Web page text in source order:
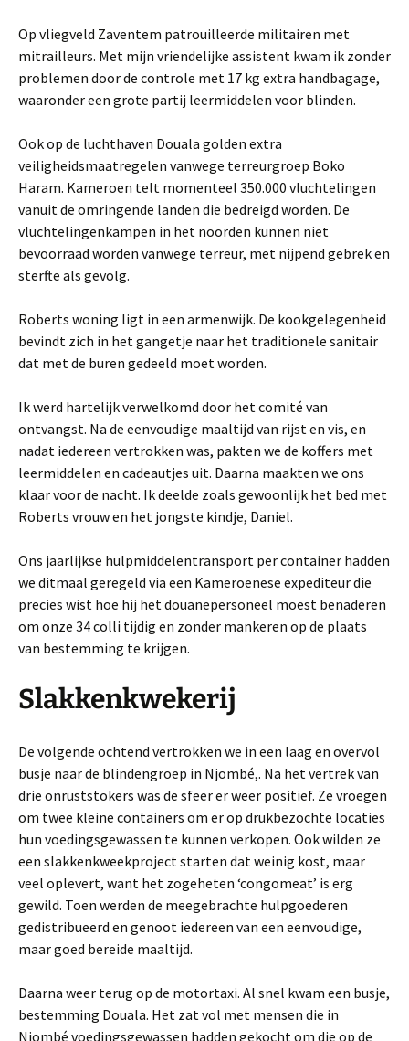
Op vliegveld Zaventem patrouilleerde militairen met
mitrailleurs. Met mijn vriendelijke assistent kwam ik zonder
problemen door de controle met 17 kg extra handbagage,
waaronder een grote partij leermiddelen voor blinden.
Ook op de luchthaven Douala golden extra
veiligheidsmaatregelen vanwege terreurgroep Boko
Haram. Kameroen telt momenteel 350.000 vluchtelingen
vanuit de omringende landen die bedreigd worden. De
vluchtelingenkampen in het noorden kunnen niet
bevoorraad worden vanwege terreur, met nijpend gebrek en
sterfte als gevolg.
Roberts woning ligt in een armenwijk. De kookgelegenheid
bevindt zich in het gangetje naar het traditionele sanitair
dat met de buren gedeeld moet worden.
Ik werd hartelijk verwelkomd door het comité van
ontvangst. Na de eenvoudige maaltijd van rijst en vis, en
nadat iedereen vertrokken was, pakten we de koffers met
leermiddelen en cadeautjes uit. Daarna maakten we ons
klaar voor de nacht. Ik deelde zoals gewoonlijk het bed met
Roberts vrouw en het jongste kindje, Daniel.
Ons jaarlijkse hulpmiddelentransport per container hadden
we ditmaal geregeld via een Kameroenese expediteur die
precies wist hoe hij het douanepersoneel moest benaderen
om onze 34 colli tijdig en zonder mankeren op de plaats
van bestemming te krijgen.
Slakkenkwekerij
De volgende ochtend vertrokken we in een laag en overvol
busje naar de blindengroep in Njombé,. Na het vertrek van
drie onruststokers was de sfeer er weer positief. Ze vroegen
om twee kleine containers om er op drukbezochte locaties
hun voedingsgewassen te kunnen verkopen. Ook wilden ze
een slakkenkweekproject starten dat weinig kost, maar
veel oplevert, want het zogeheten ‘congomeat’ is erg
gewild. Toen werden de meegebrachte hulpgoederen
gedistribueerd en genoot iedereen van een eenvoudige,
maar goed bereide maaltijd.
Daarna weer terug op de motortaxi. Al snel kwam een busje,
bestemming Douala. Het zat vol met mensen die in
Njombé voedingsgewassen hadden gekocht om die op de